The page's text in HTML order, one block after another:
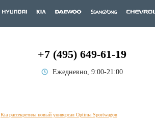
+7 (495) 649-61-19
Ежедневно, 9:00-21:00
Kia рассекретила новый универсал Optima Sportwagon